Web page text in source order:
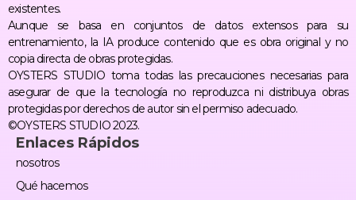
existentes.
Aunque se basa en conjuntos de datos extensos para su
entrenamiento, la IA produce contenido que es obra original y no
copia directa de obras protegidas.
OYSTERS STUDIO toma todas las precauciones necesarias para
asegurar de que la tecnología no reproduzca ni distribuya obras
protegidas por derechos de autor sin el permiso adecuado.
©OYSTERS STUDIO 2023.
Enlaces Rápidos
nosotros
Qué hacemos